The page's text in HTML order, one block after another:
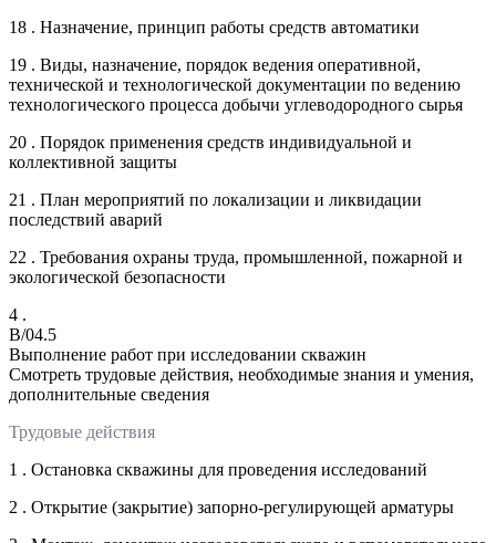
18 . Назначение, принцип работы средств автоматики
19 . Виды, назначение, порядок ведения оперативной,
технической и технологической документации по ведению
технологического процесса добычи углеводородного сырья
20 . Порядок применения средств индивидуальной и
коллективной защиты
21 . План мероприятий по локализации и ликвидации
последствий аварий
22 . Требования охраны труда, промышленной, пожарной и
экологической безопасности
4 .
B/04.5
Выполнение работ при исследовании скважин
Смотреть трудовые действия, необходимые знания и умения,
дополнительные сведения
Трудовые действия
1 . Остановка скважины для проведения исследований
2 . Открытие (закрытие) запорно-регулирующей арматуры